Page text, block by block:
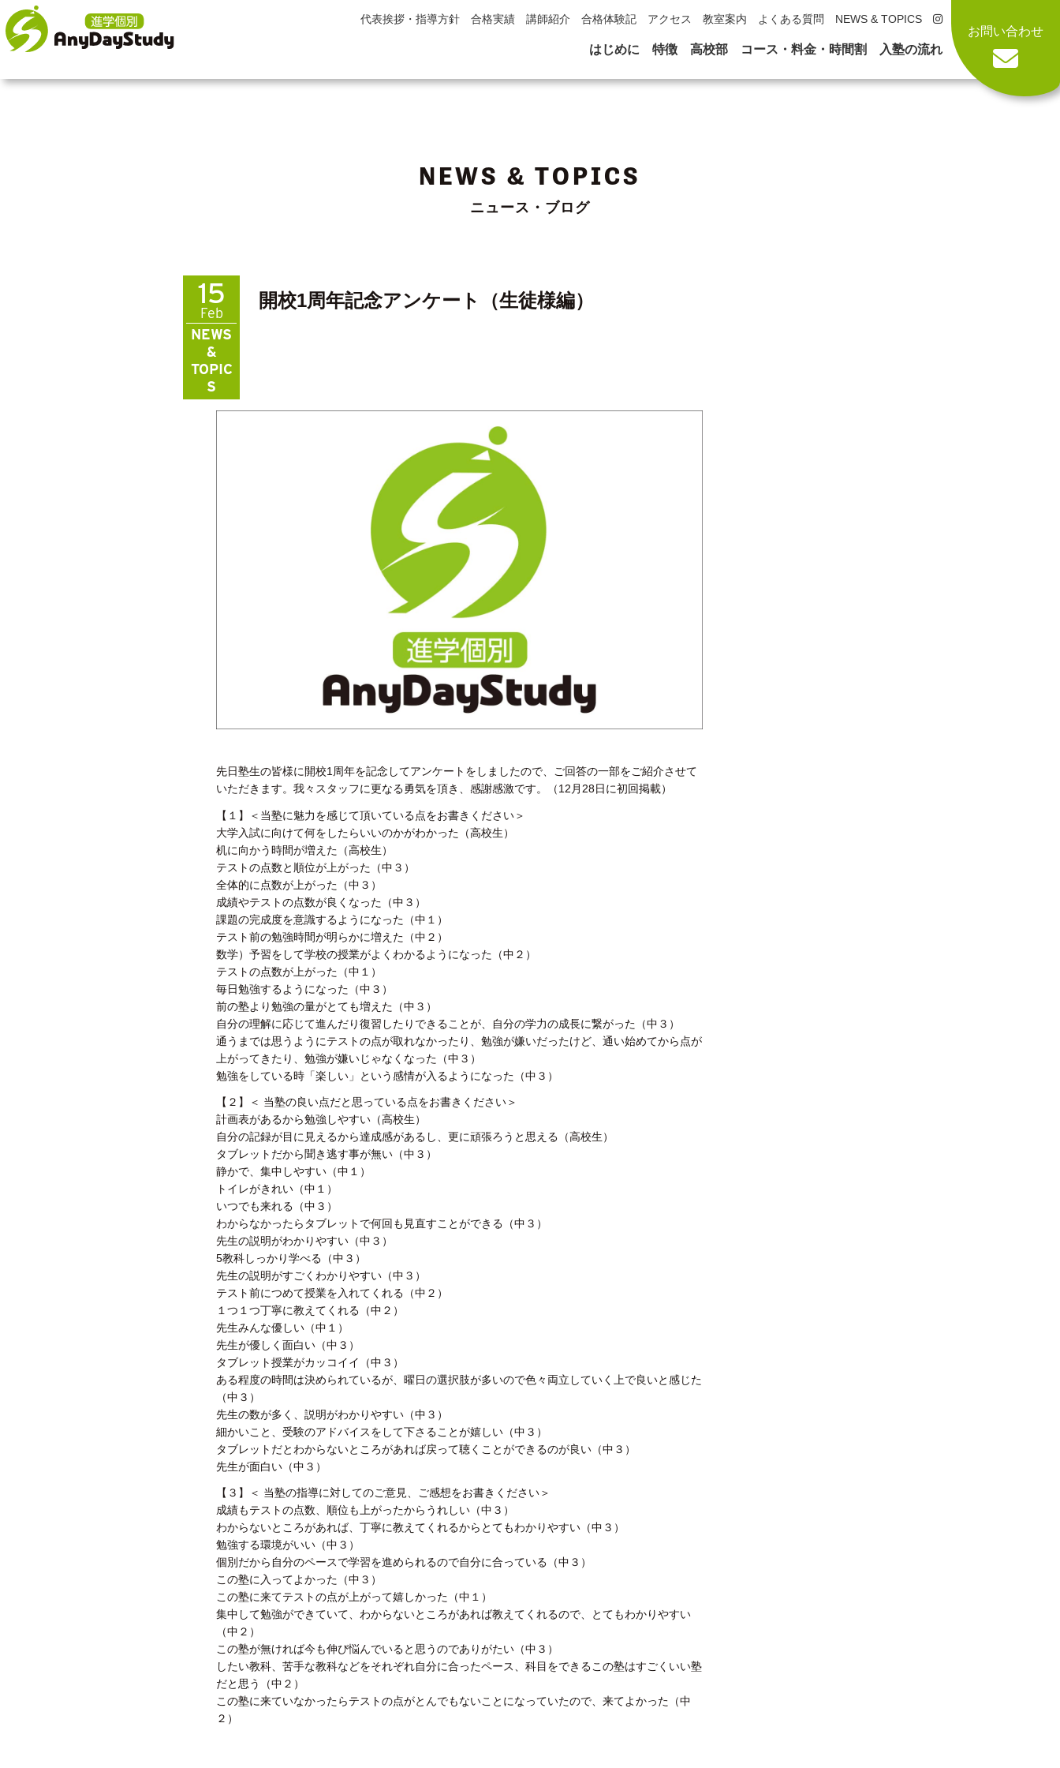
お問い合わせ
代表挨拶・指導方針 合格実績 講師紹介 合格体験記 アクセス 教室案内 よくある質問 NEWS & TOPICS
はじめに 特徴 高校部 コース・料金・時間割 入塾の流れ
NEWS & TOPICS
ニュース・ブログ
15
Feb
NEWS
&
TOPIC
S
開校1周年記念アンケート（生徒様編）
先日塾生の皆様に開校1周年を記念してアンケートをしましたので、ご回答の一部をご紹介させて
いただきます。我々スタッフに更なる勇気を頂き、感謝感激です。（12月28日に初回掲載）
【１】＜当塾に魅力を感じて頂いている点をお書きください＞
大学入試に向けて何をしたらいいのかがわかった（高校生）
机に向かう時間が増えた（高校生）
テストの点数と順位が上がった（中３）
全体的に点数が上がった（中３）
成績やテストの点数が良くなった（中３）
課題の完成度を意識するようになった（中１）
テスト前の勉強時間が明らかに増えた（中２）
数学）予習をして学校の授業がよくわかるようになった（中２）
テストの点数が上がった（中１）
毎日勉強するようになった（中３）
前の塾より勉強の量がとても増えた（中３）
自分の理解に応じて進んだり復習したりできることが、自分の学力の成長に繋がった（中３）
通うまでは思うようにテストの点が取れなかったり、勉強が嫌いだったけど、通い始めてから点が
上がってきたり、勉強が嫌いじゃなくなった（中３）
勉強をしている時「楽しい」という感情が入るようになった（中３）
【２】＜ 当塾の良い点だと思っている点をお書きください＞
計画表があるから勉強しやすい（高校生）
自分の記録が目に見えるから達成感があるし、更に頑張ろうと思える（高校生）
タブレットだから聞き逃す事が無い（中３）
静かで、集中しやすい（中１）
トイレがきれい（中１）
いつでも来れる（中３）
わからなかったらタブレットで何回も見直すことができる（中３）
先生の説明がわかりやすい（中３）
5教科しっかり学べる（中３）
先生の説明がすごくわかりやすい（中３）
テスト前につめて授業を入れてくれる（中２）
１つ１つ丁寧に教えてくれる（中２）
先生みんな優しい（中１）
先生が優しく面白い（中３）
タブレット授業がカッコイイ（中３）
ある程度の時間は決められているが、曜日の選択肢が多いので色々両立していく上で良いと感じた
（中３）
先生の数が多く、説明がわかりやすい（中３）
細かいこと、受験のアドバイスをして下さることが嬉しい（中３）
タブレットだとわからないところがあれば戻って聴くことができるのが良い（中３）
先生が面白い（中３）
【３】＜ 当塾の指導に対してのご意見、ご感想をお書きください＞
成績もテストの点数、順位も上がったからうれしい（中３）
わからないところがあれば、丁寧に教えてくれるからとてもわかりやすい（中３）
勉強する環境がいい（中３）
個別だから自分のペースで学習を進められるので自分に合っている（中３）
この塾に入ってよかった（中３）
この塾に来てテストの点が上がって嬉しかった（中１）
集中して勉強ができていて、わからないところがあれば教えてくれるので、とてもわかりやすい
（中２）
この塾が無ければ今も伸び悩んでいると思うのでありがたい（中３）
したい教科、苦手な教科などをそれぞれ自分に合ったペース、科目をできるこの塾はすごくいい塾
だと思う（中２）
この塾に来ていなかったらテストの点がとんでもないことになっていたので、来てよかった（中
２）